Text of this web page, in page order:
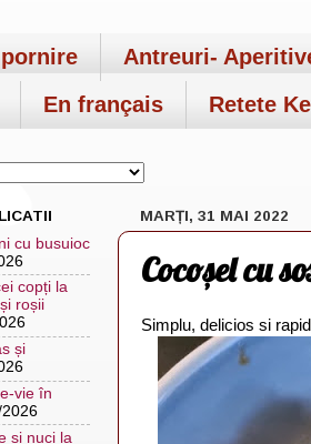
Antreuri-
En français Retete
MARȚI, 31 MAI 2022
Cocoșel cu
Simplu, delicios si
cu busuioc
copți la
roșii
și
vie în
și nuci la